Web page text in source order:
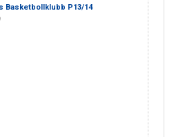
Basketbollklubb P13/14